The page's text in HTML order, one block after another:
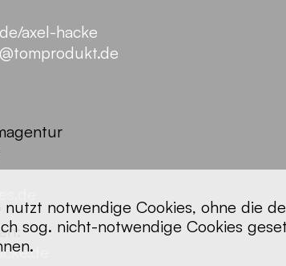
axel-hacke
nutzt notwendige Cookies, ohne die
sog. nicht-notwendige Cookies